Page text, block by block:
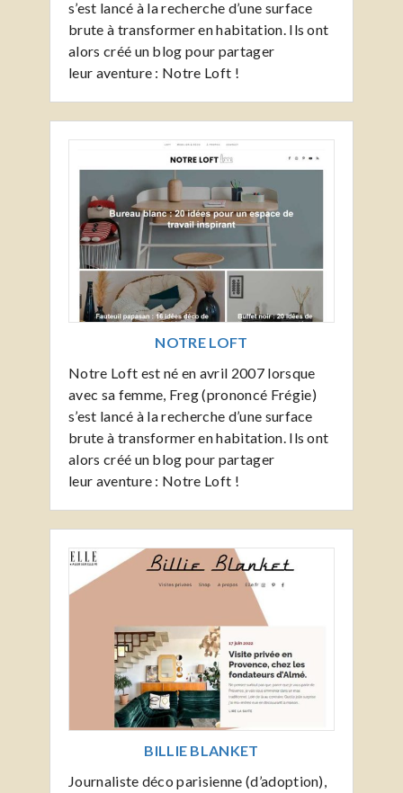
s’est lancé à la recherche d’une surface
brute à transformer en habitation. Ils ont
alors créé un blog pour partager
leur aventure : Notre Loft !
NOTRE LOFT
Notre Loft est né en avril 2007 lorsque
avec sa femme, Freg (prononcé Frégie)
s’est lancé à la recherche d’une surface
brute à transformer en habitation. Ils ont
alors créé un blog pour partager
leur aventure : Notre Loft !
BILLIE BLANKET
Journaliste déco parisienne (d’adoption),